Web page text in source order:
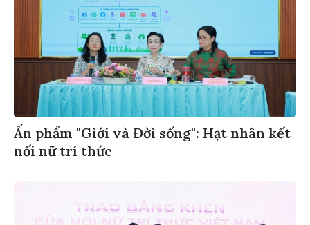
Ấn phẩm "Giới và Đời sống": Hạt nhân kết
nối nữ trí thức